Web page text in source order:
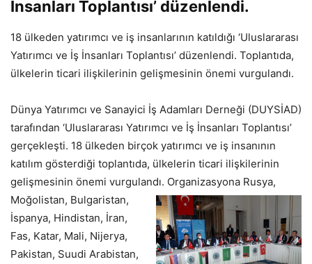
İnsanları Toplantısı’ düzenlendi.
18 ülkeden yatırımcı ve iş insanlarının katıldığı ‘Uluslararası
Yatırımcı ve İş İnsanları Toplantısı’ düzenlendi. Toplantıda,
ülkelerin ticari ilişkilerinin gelişmesinin önemi vurgulandı.
Dünya Yatırımcı ve Sanayici İş Adamları Derneği (DUYSİAD)
tarafından ‘Uluslararası Yatırımcı ve İş İnsanları Toplantısı’
gerçekleşti. 18 ülkeden birçok yatırımcı ve iş insanının
katılım gösterdiği toplantıda, ülkelerin ticari ilişkilerinin
gelişmesinin önemi vurgulandı. Organizasyona Rusya,
Moğolistan, Bulgaristan,
İspanya, Hindistan, İran,
Fas, Katar, Mali, Nijerya,
Pakistan, Suudi Arabistan,